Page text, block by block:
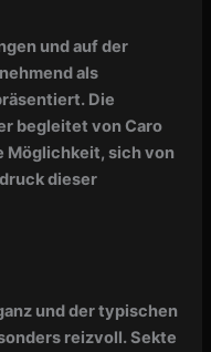
und auf der
als
Die
begleitet von Caro
Möglichkeit, sich von
dieser
und der typischen
reizvoll. Sekte